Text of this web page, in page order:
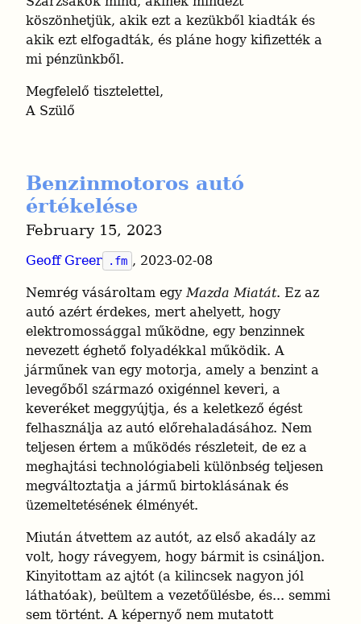
köszönhetjük, akik ezt a kezükből kiadták és
akik ezt elfogadták, és pláne hogy kifizették a
mi pénzünkből.
Megfelelő tisztelettel,
A Szülő
Benzinmotoros autó
értékelése
February 15, 2023
Geoff Greer .fm , 2023-02-08
Nemrég vásároltam egy Mazda Miatát. Ez az
autó azért érdekes, mert ahelyett, hogy
elektromossággal működne, egy benzinnek
nevezett éghető folyadékkal működik. A
járműnek van egy motorja, amely a benzint a
levegőből származó oxigénnel keveri, a
keveréket meggyújtja, és a keletkező égést
felhasználja az autó előrehaladásához. Nem
teljesen értem a működés részleteit, de ez a
meghajtási technológiabeli különbség teljesen
megváltoztatja a jármű birtoklásának és
üzemeltetésének élményét.
Miután átvettem az autót, az első akadály az
volt, hogy rávegyem, hogy bármit is csináljon.
Kinyitottam az ajtót (a kilincsek nagyon jól
láthatóak), beültem a vezetőülésbe, és... semmi
sem történt. A képernyő nem mutatott